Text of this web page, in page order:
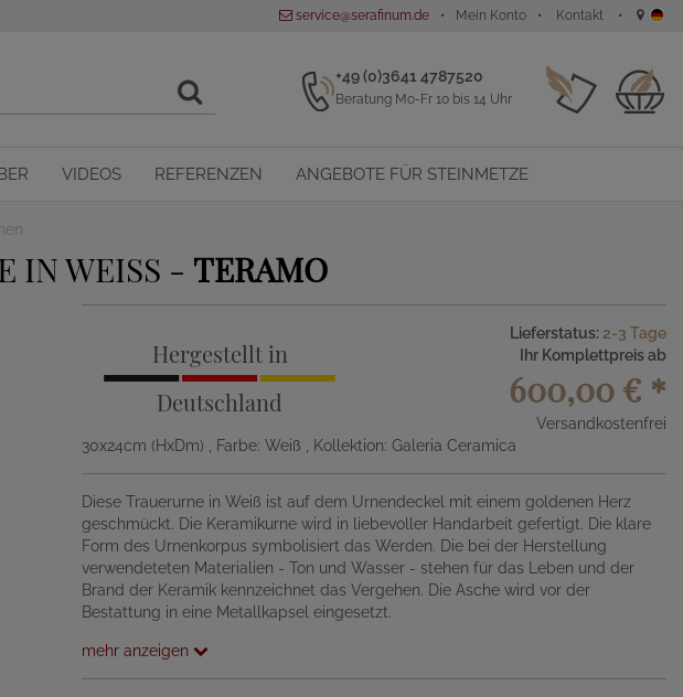
service@serafinum.de Mein Konto Kontakt
+49 (0)3641 4787520
Beratung Mo-Fr 10 bis 14 Uhr
VIDEOS REFERENZEN ANGEBOTE FÜR STEINMETZE
IN WEISS - TERAMO
Hergestellt in
Deutschland
Lieferstatus: 2-3 Tage
Ihr Komplettpreis ab
600,00 € *
Versandkostenfrei
30x24cm (HxDm)
, Farbe: Weiß , Kollektion: Galeria Ceramica
Diese Trauerurne in Weiß ist auf dem Urnendeckel mit einem goldenen Herz
geschmückt. Die Keramikurne wird in liebevoller Handarbeit gefertigt. Die klare
Form des Urnenkorpus symbolisiert das Werden. Die bei der Herstellung
verwendeteten Materialien - Ton und Wasser - stehen für das Leben und der
Brand der Keramik kennzeichnet das Vergehen. Die Asche wird vor der
Bestattung in eine Metallkapsel eingesetzt.
mehr anzeigen